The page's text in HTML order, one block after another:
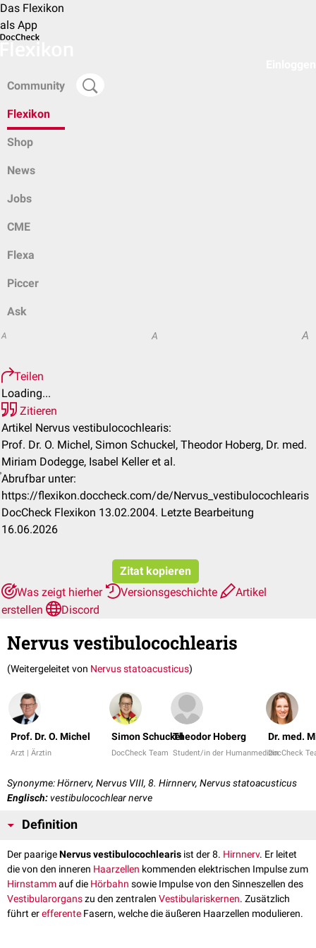
Das Flexikon
als App
Community
Flexikon
Shop
News
Jobs
CME
Flexa
Piccer
Ask
A A A
Teilen
Loading...
Zitieren
Artikel Nervus vestibulocochlearis:
Prof. Dr. O. Michel, Simon Schuckel, Theodor Hoberg, Dr. med.
Miriam Dodegge, Isabel Keller et al.
Abrufbar unter:
https://flexikon.doccheck.com/de/Nervus_vestibulocochlearis
DocCheck Flexikon 13.02.2004. Letzte Bearbeitung
16.06.2026
Zitat kopieren
Was zeigt hierher
Versionsgeschichte
Artikel
erstellen
Discord
Nervus vestibulocochlearis
(Weitergeleitet von Nervus statoacusticus)
Prof. Dr. O. Michel
Arzt | Ärztin
Simon Schuckel
DocCheck Team
Theodor Hoberg
Student/in der Humanmedizin
Dr. med.
DocCheck
Synonyme: Hörnerv, Nervus VIII, 8. Hirnnerv, Nervus statoacusticus
Englisch: vestibulocochlear nerve
Definition
Der paarigeNervus vestibulocochlearis ist der 8. Hirnnerv. Er leitet
die von den inneren Haarzellen kommenden elektrischen Impulse zum
Hirnstammauf die Hörbahn sowie Impulse von den Sinneszellen des
Vestibularorganszu den zentralen Vestibulariskernen. Zusätzlich
führt erefferente Fasern, welche die äußeren Haarzellen modulieren.